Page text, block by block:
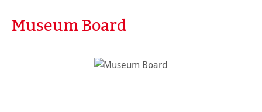
Museum Board
Bildergalerie überspringen